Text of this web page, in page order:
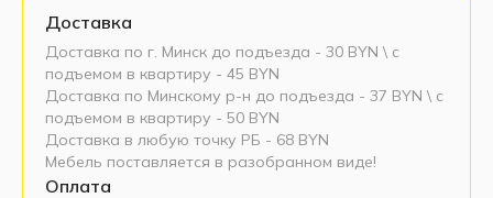
Доставка
Доставка по г. Минск до подъезда - 30 BYN \ c
подъемом в квартиру - 45 BYN
Доставка по Минскому р-н до подъезда - 37 BYN \ c
подъемом в квартиру - 50 BYN
Доставка в любую точку РБ - 68 BYN
Мебель поставляется в разобранном виде!
Оплата